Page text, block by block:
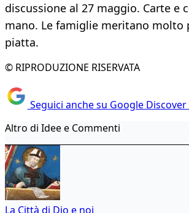
discussione al 27 maggio. Carte e
mano. Le famiglie meritano molto
piatta.
© RIPRODUZIONE RISERVATA
Seguici anche su Google
Altro di Idee e Commenti
La Città di Dio e noi